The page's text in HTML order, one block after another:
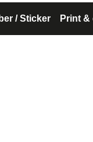
/ Sticker Print &